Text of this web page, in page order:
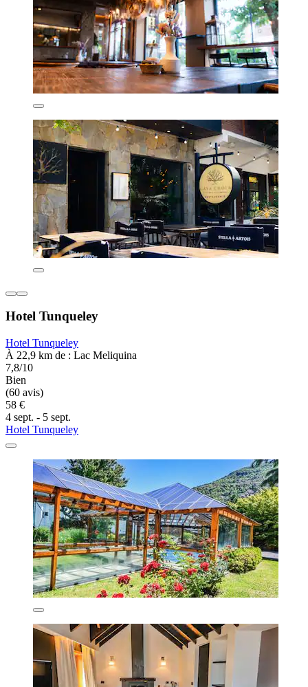
Hotel Tunqueley
Hotel Tunqueley
À 22,9 km de : Lac Meliquina
7,8/10
Bien
(60 avis)
58 €
4 sept. - 5 sept.
Hotel Tunqueley